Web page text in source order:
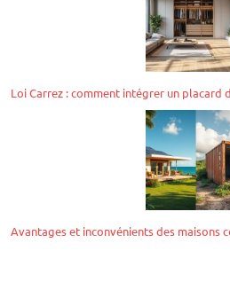
Loi Carrez : comment intégrer un placard
Avantages et inconvénients des maisons